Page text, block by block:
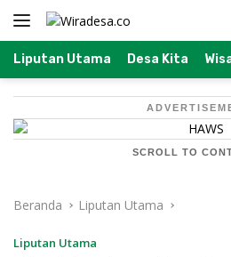
Langsung
Liputan Utama Desa Kita
SCROLL TO
Beranda Liputan Utama
Liputan Utama